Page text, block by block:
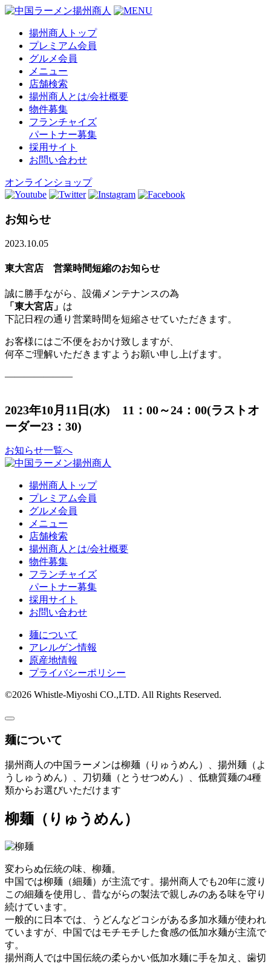
揚州商人トップ
プレミアム会員
グルメ会員
メニュー
店舗検索
揚州商人とは/会社概要
物件募集
フランチャイズ
パートナー募集
採用サイト
お問い合わせ
オンラインショップ
お知らせ
2023.10.05
東大宮店 営業時間短縮のお知らせ
誠に勝手ながら、設備メンテナンスの為
「東大宮店」 は
下記日程の通り営業時間を短縮させていただきます。
お客様にはご不便をおかけ致しますが、
何卒ご理解いただきますようお願い申し上げます。
―――――――
2023年10月11日(水) 11：00～24：00(ラストオ
ーダー23：30)
お知らせ一覧へ
揚州商人トップ
プレミアム会員
グルメ会員
メニュー
店舗検索
揚州商人とは/会社概要
物件募集
フランチャイズ
パートナー募集
採用サイト
お問い合わせ
麺について
アレルゲン情報
原産地情報
プライバシーポリシー
©2026 Whistle-Miyoshi CO.,LTD. All Rights Reserved.
麺について
揚州商人の中国ラーメンは柳麺（りゅうめん）、揚州麺（よ
うしゅうめん）、刀切麺（とうせつめん）、低糖質麺の4種
類からお選びいただけます
柳麺 （りゅうめん）
変わらぬ伝統の味、柳麺。
中国では柳麺（細麺）が主流です。揚州商人でも20年に渡り
この細麺を使用し、昔ながらの製法で親しみのある味を守り
続けています。
一般的に日本では、うどんなどコシがある多加水麺が使われ
ていますが、中国ではモチモチした食感の低加水麺が主流で
す。
揚州商人では中国伝統の柔らかい低加水麺に手を加え、歯切